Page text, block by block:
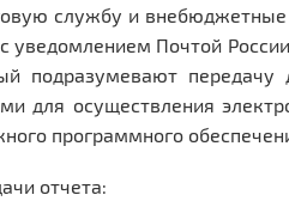
службу и
с уведомлением Почтой
подразумевают
для осуществления
программного
отчета: